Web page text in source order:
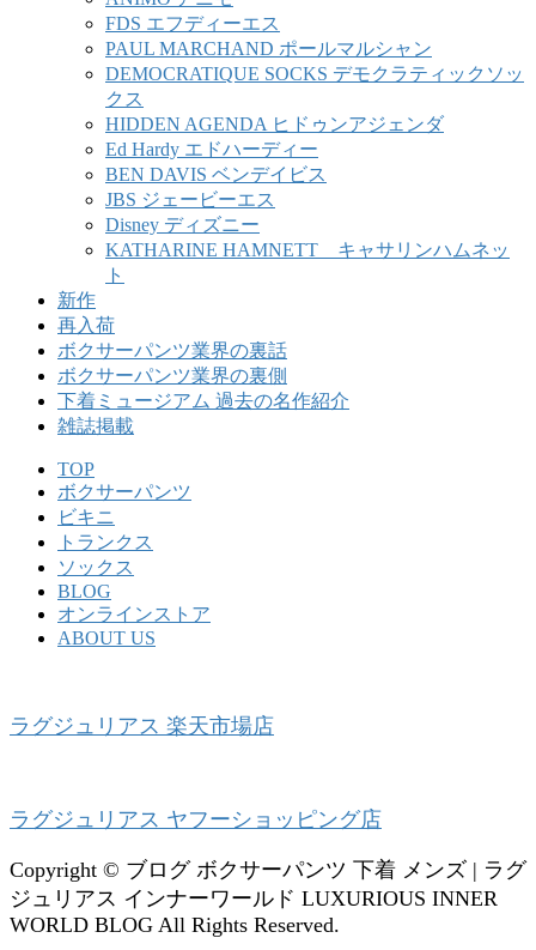
FDS エフディーエス
PAUL MARCHAND ポールマルシャン
DEMOCRATIQUE SOCKS デモクラティックソッ
クス
HIDDEN AGENDA ヒドゥンアジェンダ
Ed Hardy エドハーディー
BEN DAVIS ベンデイビス
JBS ジェービーエス
Disney ディズニー
KATHARINE HAMNETT キャサリンハムネッ
ト
新作
再入荷
ボクサーパンツ業界の裏話
ボクサーパンツ業界の裏側
下着ミュージアム 過去の名作紹介
雑誌掲載
TOP
ボクサーパンツ
ビキニ
トランクス
ソックス
BLOG
オンラインストア
ABOUT US
ラグジュリアス 楽天市場店
ラグジュリアス ヤフーショッピング店
Copyright © ブログ ボクサーパンツ 下着 メンズ | ラグ
ジュリアス インナーワールド LUXURIOUS INNER
WORLD BLOG All Rights Reserved.